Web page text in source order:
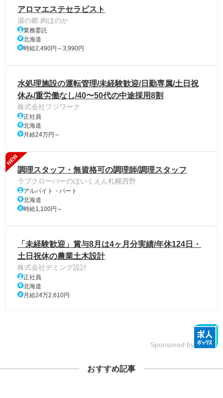
アロマエステセラピスト
湯の郷 絢ほのか
業務委託
北海道
時給2,490円～3,990円
水処理施設の運転管理/未経験歓迎/日勤専属/土日祝
休み/重労働なし/40〜50代の中途採用8割
株式会社フジワーク
正社員
北海道
月給24万円～
NEW
調理スタッフ・無資格可の調理師/調理スタッフ
ラブクローバーのほいくえん札幌西野
アルバイト・パート
北海道
時給1,100円～
「未経験歓迎」賞与8月は4ヶ月分実績/年休124日・
土日祝休の農業土木設計
株式会社デミング設計
正社員
北海道
月給24万2,610円
Sponsored by
おすすめ記事